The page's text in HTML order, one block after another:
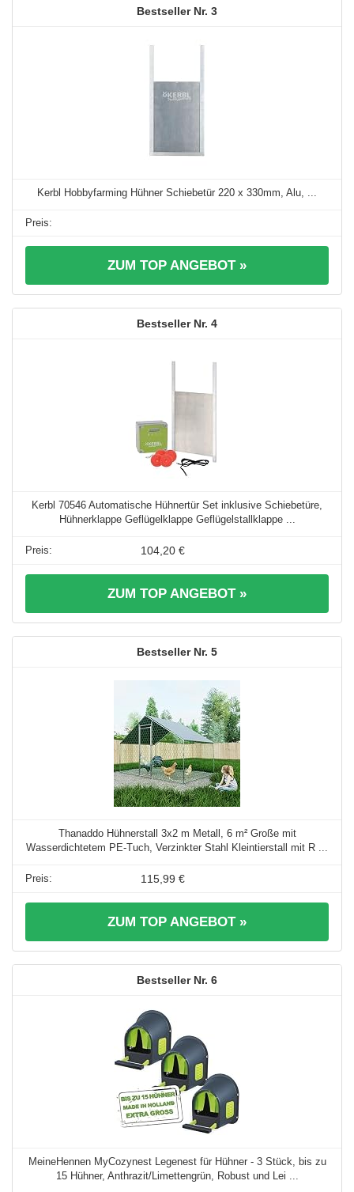
3
Kerbl Hobbyfarming Hühner Schiebetür 220 x 330mm, Alu, ...
ZUM TOP ANGEBOT »
4
Kerbl 70546 Automatische Hühnertür Set inklusive Schiebetüre,
Hühnerklappe Geflügelklappe Geflügelstallklappe ...
104,20 €
ZUM TOP ANGEBOT »
5
Thanaddo Hühnerstall 3x2 m Metall, 6 m² Große mit
Wasserdichtetem PE-Tuch, Verzinkter Stahl Kleintierstall mit R ...
115,99 €
ZUM TOP ANGEBOT »
6
MeineHennen MyCozynest Legenest für Hühner - 3 Stück, bis zu
15 Hühner, Anthrazit/Limettengrün, Robust und Lei ...